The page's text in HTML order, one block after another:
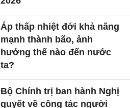
Áp thấp nhiệt đới khả năng
mạnh thành bão, ảnh
hưởng thế nào đến nước
ta?
Bộ Chính trị ban hành Nghị
quyết về công tác người